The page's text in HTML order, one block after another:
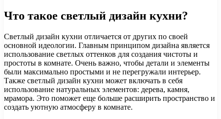
Что такое светлый дизайн кухни?
Светлый дизайн кухни отличается от других по своей
основной идеологии. Главным принципом дизайна является
использование светлых оттенков для создания чистоты и
простоты в комнате. Очень важно, чтобы детали и элементы
были максимально простыми и не перегружали интерьер.
Также светлый дизайн кухни может включать в себя
использование натуральных элементов: дерева, камня,
мрамора. Это поможет еще больше расширить пространство и
создать уютную атмосферу в комнате.